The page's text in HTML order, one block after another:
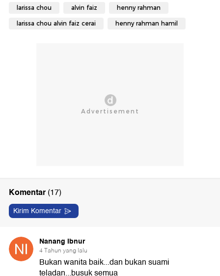
larissa chou alvin faiz henny rahman
larissa chou alvin faiz cerai henny rahman hamil